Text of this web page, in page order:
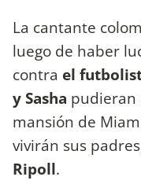
La cantante
luego de haber
contra el
y Sasha pudieran
mansión de
vivirán sus
Ripoll.